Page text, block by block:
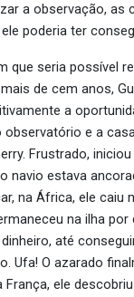
a observação, as
poderia ter
que seria possível
de cem anos,
a
e a
Frustrado,
navio estava
na África, ele caiu
na ilha por
até
Ufa! O azarado
França, ele